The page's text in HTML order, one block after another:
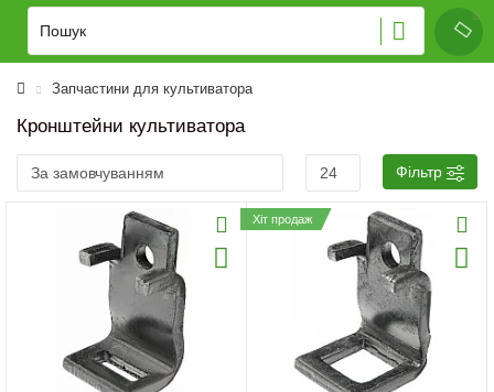
Запчастини для культиватора
Кронштейни культиватора
Фільтр
Хіт продаж